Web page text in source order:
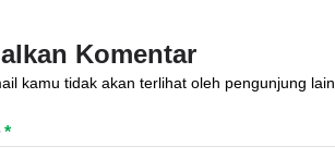
saku.
Komentar
kamu tidak akan terlihat oleh pengunjung lain.
*